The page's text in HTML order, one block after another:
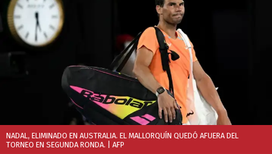
NADAL, ELIMINADO EN AUSTRALIA. EL MALLORQUÍN QUEDÓ AFUERA DEL
TORNEO EN SEGUNDA RONDA. | AFP